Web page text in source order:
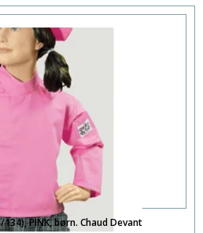
PINK, børn. Chaud Devant